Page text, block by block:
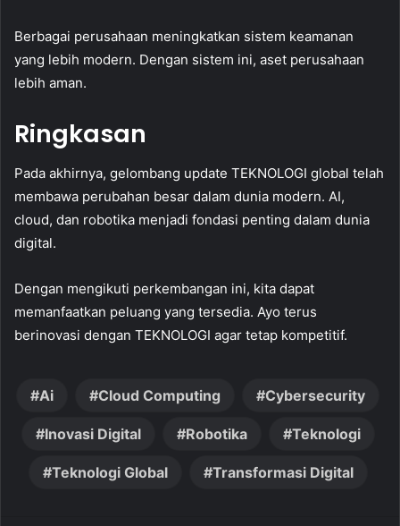
Berbagai perusahaan meningkatkan sistem keamanan
yang lebih modern. Dengan sistem ini, aset perusahaan
lebih aman.
Ringkasan
Pada akhirnya, gelombang update TEKNOLOGI global telah
membawa perubahan besar dalam dunia modern. AI,
cloud, dan robotika menjadi fondasi penting dalam dunia
digital.
Dengan mengikuti perkembangan ini, kita dapat
memanfaatkan peluang yang tersedia. Ayo terus
berinovasi dengan TEKNOLOGI agar tetap kompetitif.
Ai Cloud Computing Cybersecurity
Inovasi Digital Robotika Teknologi
Teknologi Global Transformasi Digital